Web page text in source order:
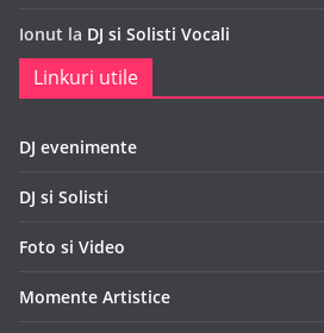
Ionut la DJ si Solisti Vocali
Linkuri utile
DJ evenimente
DJ si Solisti
Foto si Video
Momente Artistice